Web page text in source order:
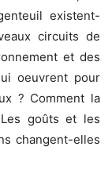
existent-
circuits de
et des
oeuvrent pour
? Comment la
goûts et les
changent-elles